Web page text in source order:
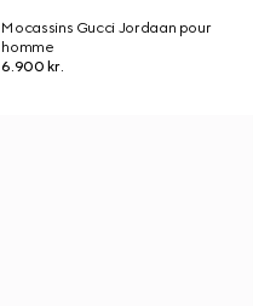
Mocassins Gucci Jordaan pour
homme
6.900 kr.